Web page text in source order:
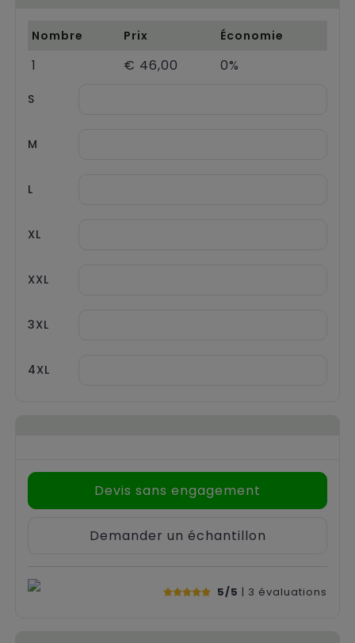
Nombre Prix Économie
1 € 46,00 0%
S
M
L
XL
XXL
3XL
4XL
Devis sans engagement
Demander un échantillon
5/5 | 3 évaluations